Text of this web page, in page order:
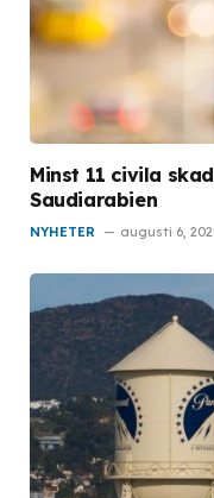
Minst 11 civila
Saudiarabien
NYHETER augusti 6,